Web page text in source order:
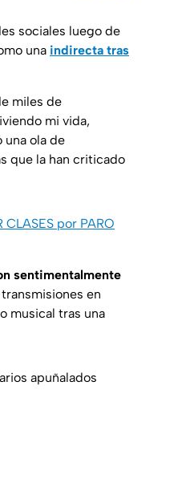
sociales luego de
una indirecta tras
miles de
mi vida,
una ola de
que la han criticado
por PARO
sentimentalmente
en
musical tras una
apuñalados